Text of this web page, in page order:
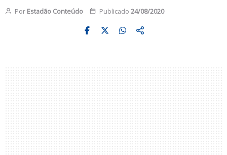
Por Estadão Conteúdo Publicado 24/08/2020